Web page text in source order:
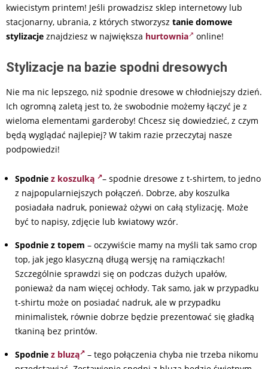
kwiecistym printem! Jeśli prowadzisz sklep internetowy lub
stacjonarny, ubrania, z których stworzysz tanie domowe
stylizacje znajdziesz w największa hurtownia online!
Stylizacje na bazie spodni dresowych
Nie ma nic lepszego, niż spodnie dresowe w chłodniejszy dzień.
Ich ogromną zaletą jest to, że swobodnie możemy łączyć je z
wieloma elementami garderoby! Chcesz się dowiedzieć, z czym
będą wyglądać najlepiej? W takim razie przeczytaj nasze
podpowiedzi!
Spodnie z koszulką
– spodnie dresowe z t-shirtem, to jedno
z najpopularniejszych połączeń. Dobrze, aby koszulka
posiadała nadruk, ponieważ ożywi on całą stylizację. Może
być to napisy, zdjęcie lub kwiatowy wzór.
Spodnie z topem – oczywiście mamy na myśli tak samo crop
top, jak jego klasyczną długą wersję na ramiączkach!
Szczególnie sprawdzi się on podczas dużych upałów,
ponieważ da nam więcej ochłody. Tak samo, jak w przypadku
t-shirtu może on posiadać nadruk, ale w przypadku
minimalistek, równie dobrze będzie prezentować się gładką
tkaniną bez printów.
Spodnie z bluzą
– tego połączenia chyba nie trzeba nikomu